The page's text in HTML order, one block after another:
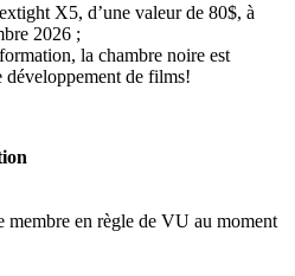
X5, d’une valeur de 80$, à
2026 ;
la chambre noire est
développement de films!
membre en règle de VU au moment